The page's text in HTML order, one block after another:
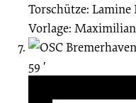
Torschütze: Lamine
Vorlage:
59 ′